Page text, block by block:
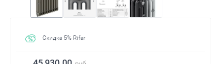
Скидка 5% Rifar